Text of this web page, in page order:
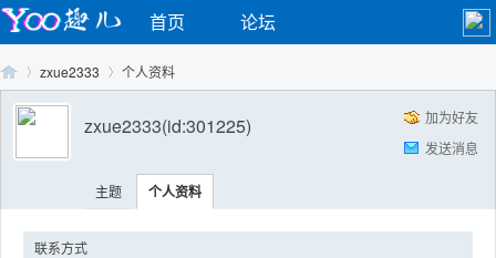
首页 论坛
Yo›
zxue2333 个人资料
加为好友
发送消息
zxue2333(id:301225)
主题 个人资料
联系方式